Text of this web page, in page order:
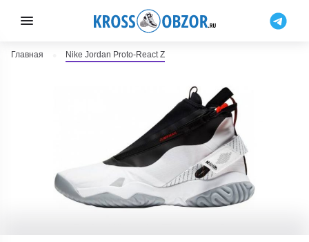
Главная Nike Jordan Proto-React Z